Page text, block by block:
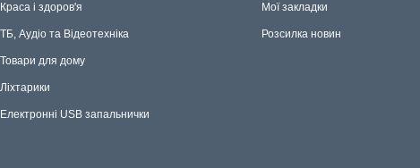
Краса і здоров'я
ТБ, Аудіо та Відеотехніка
Товари для дому
Ліхтарики
Електронні USB запальнички
Мої закладки
Розсилка новин